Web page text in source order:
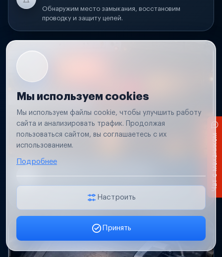
Обнаружим место замыкания, восстановим
проводку и защиту цепей.
Проверим проводку и разъемы, восстановим
освещение прицепа.
Мы используем cookies
Мы используем файлы cookie, чтобы улучшить работу
сайта и анализировать трафик. Продолжая
пользоваться сайтом, вы соглашаетесь с их
использованием.
Подробнее
Настроить
Принять
Заявка онлайн
Чат с механиком